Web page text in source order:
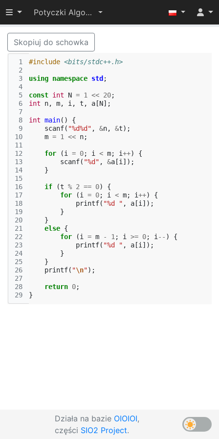
Przełącz widoczność menu
Potyczki Algorytmiczne 2016
Skopiuj do schowka
1
2
3
4
5
6
7
8
9
10
11
12
13
14
15
16
17
18
19
20
21
22
23
24
25
26
27
28
29
#include <bits/stdc++.h>
using namespace std ;
const int N = 1 << 20;
int
n, m, i , t , a [N];
int main()
{
scanf( "%d%d" , &n, &t);
m = 1 << n;
for (i = 0; i < m; i++)
{
scanf( "%d" , &a [i ]);
}
if (t % 2 == 0)
{
for
(i = 0; i < m; i++)
{
printf( "%d " , a [i ]);
}
}
else {
for
(i = m - 1 ; i >= 0; i -- )
{
printf( "%d " , a [i ]);
}
}
printf( "\n");
return 0;
}
Działa na bazie OIOIOI,
części SIO2 Project.